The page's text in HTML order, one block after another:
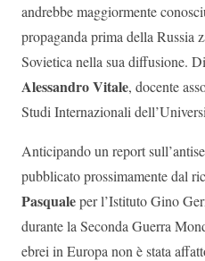
andrebbe maggiormente
propaganda prima della Russia
Sovietica nella sua diffusione.
Alessandro Vitale, docente
Studi Internazionali
Anticipando un report
pubblicato prossimamente dal
Pasqualeper l’Istituto Gino
durante la Seconda Guerra
ebrei in Europa non è stata